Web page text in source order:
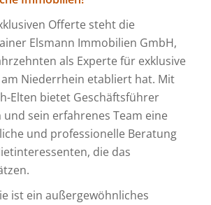
Offerte steht die
Elsmann Immobilien GmbH,
als Experte für exklusive
Niederrhein etabliert hat. Mit
Elten bietet Geschäftsführer
und sein erfahrenes Team eine
und professionelle Beratung
die das
ist ein außergewöhnliches